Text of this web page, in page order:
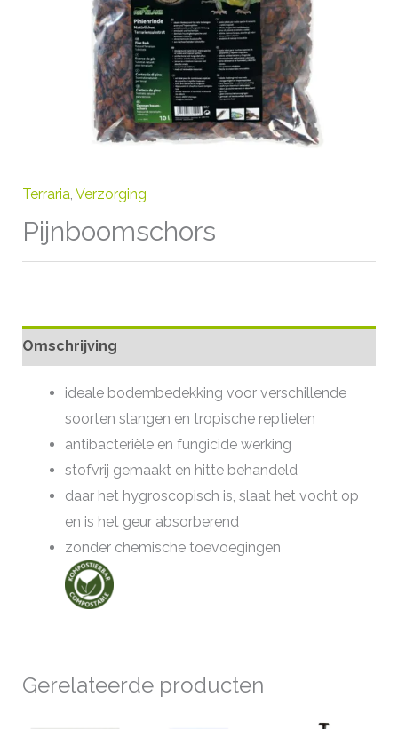
Terraria, Verzorging
Pijnboomschors
Omschrijving
ideale bodembedekking voor verschillende
soorten slangen en tropische reptielen
antibacteriële en fungicide werking
stofvrij gemaakt en hitte behandeld
daar het hygroscopisch is, slaat het vocht op
en is het geur absorberend
zonder chemische toevoegingen
Gerelateerde producten